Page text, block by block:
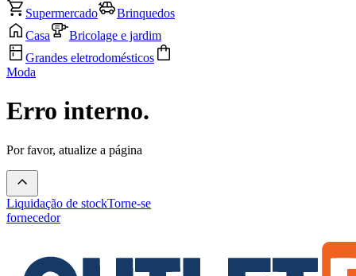
Supermercado
Brinquedos
Casa
Bricolage e jardim
Grandes eletrodomésticos
Moda
Erro interno.
Por favor, atualize a página
Liquidação de stockTorne-se
fornecedor